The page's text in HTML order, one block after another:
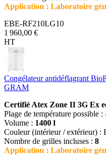
Application : Laboratoire
EBE-RF210LG10
1 960,00 €
HT
Congélateur antidéflagrant
GRAM
Certifié Atex Zone II 3G Ex
Plage de température possible :
Volume : 1400 l
Couleur (intérieur / extérieur) :
Nombre de grilles incluses : 8
Application : Laboratoire